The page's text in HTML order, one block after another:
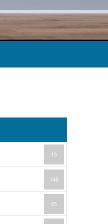
15
146
65